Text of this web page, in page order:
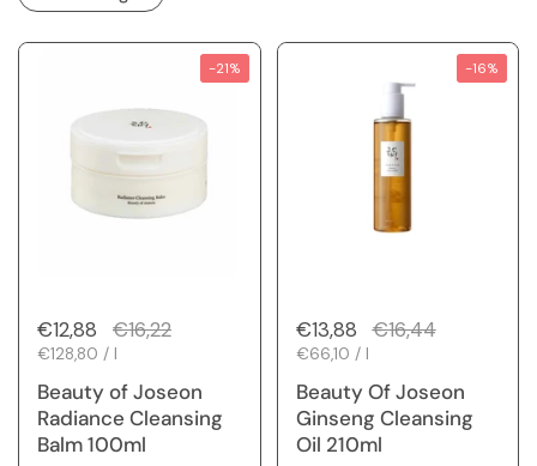
Regulärer Preis
€12,88 Sale-Preis
€16,22
Stückpreis
€128,80 / l
Beauty of Joseon
Radiance Cleansing
Balm 100ml
-21%
Regulärer Preis
€13,88 Sale-Preis
€16,44
Stückpreis
€66,10 / l
Beauty Of Joseon
Ginseng Cleansing
Oil 210ml
-16%